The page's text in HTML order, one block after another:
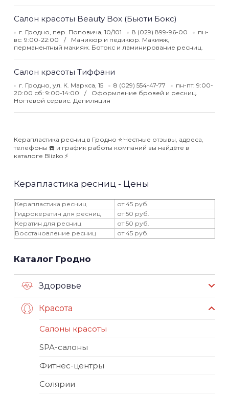
Салон красоты Beauty Box (Бьюти Бокс)
г. Гродно, пер. Поповича, 10/101 8 (029) 899-96-00
пн-
вс: 9:00-22:00
Маникюр и педикюр. Макияж,
перманентный макияж. Ботокс и ламинирование ресниц.
Салон красоты Тиффани
г. Гродно, ул. К. Маркса, 15 8 (029) 554-47-77
пн-пт: 9:00-
20:00 сб: 9:00-14:00
Оформление бровей и ресниц.
Ногтевой сервис. Депиляция
Керапластика ресниц в Гродно ⭐️ Честные отзывы, адреса,
телефоны ☎️ и график работы компаний вы найдёте в
каталоге Blizko ⚡️
Керапластика ресниц - Цены
Керапластика ресниц
от 45 руб.
Гидрокератин для ресниц
от 50 руб.
Кератин для ресниц
от 50 руб.
Восстановление ресниц
от 45 руб.
Каталог Гродно
Здоровье
Красота
Салоны красоты
SPA-салоны
Фитнес-центры
Солярии